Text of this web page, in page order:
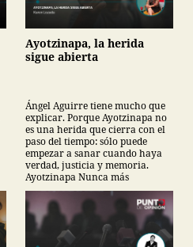
Ayotzinapa, la herida
sigue abierta
Ángel Aguirre tiene mucho que
explicar. Porque Ayotzinapa no
es una herida que cierra con el
paso del tiempo: sólo puede
empezar a sanar cuando haya
verdad, justicia y memoria.
Ayotzinapa Nunca más